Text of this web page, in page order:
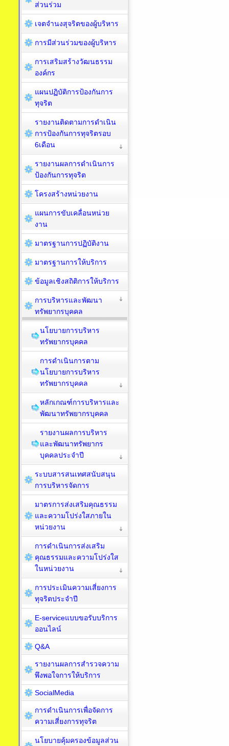
ส่วนร่วม
เจตจำนงสุจริตของผู้บริหาร
การมีส่วนร่วมของผู้บริหาร
การเสริมสร้างวัฒนธรรม
องค์กร
แผนปฏิบัติการป้องกันการ
ทุจริต
รายงานติดตามการดำเนิน
การป้องกันการทุจริตรอบ
6เดือน
รายงานผลการดำเนินการ
ป้องกันการทุจริต
โครงสร้างหน่วยงาน
แผนการขับเคลื่อนหน่วย
งาน
มาตรฐานการปฏิบัติงาน
มาตรฐานการให้บริการ
ข้อมูลเชิงสถิติการให้บริการ
การบริหารและพัฒนา
ทรัพยากรบุคคล
นโยบายการบริหาร
ทรัพยากรบุคคล
การดำเนินการตาม
นโยบายการบริหาร
ทรัพยากรบุคคล
หลักเกณฑ์การบริหารและ
พัฒนาทรัพยากรบุคคล
รายงานผลการบริหาร
และพัฒนาทรัพยากร
บุคคลประจำปี
ระบบสารสนเทศสนับสนุน
การบริหารจัดการ
มาตรการส่งเสริมคุณธรรม
และความโปร่งใสภายใน
หน่วยงาน
การดำเนินการส่งเสริม
คุณธรรมและความโปร่งใส
ในหน่วยงาน
การประเมินความเสี่ยงการ
ทุจริตประจำปี
E-serviceแบบขอรับบริการ
ออนไลน์
Q&A
รายงานผลการสำรวจความ
พึงพอใจการให้บริการ
SocialMedia
การดำเนินการเพื่อจัดการ
ความเสี่ยงการทุจริต
นโยบายคุ้มครองข้อมูลส่วน